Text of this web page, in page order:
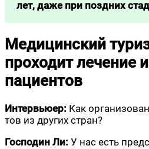
лет, даже при позд­них
Медицинский
проходит лечение
пациентов
Интер­вью­ер: Как
тов из дру­гих стран?
Гос­по­дин Ли: У нас есть